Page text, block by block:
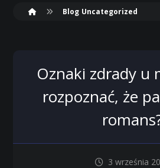
Blog Uncategorized
Oznaki zdrady u
rozpoznać, że
3 września